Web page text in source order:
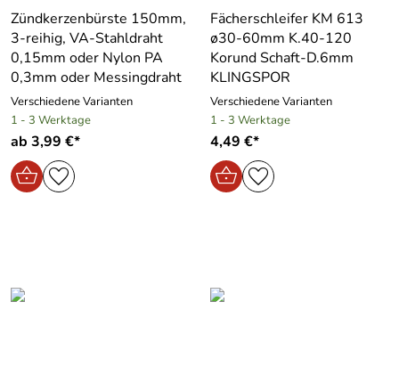
Zündkerzenbürste 150mm,
3-reihig, VA-Stahldraht
0,15mm oder Nylon PA
0,3mm oder Messingdraht
Verschiedene Varianten
1 - 3 Werktage
ab 3,99 €*
Fächerschleifer KM 613
ø30-60mm K.40-120
Korund Schaft-D.6mm
KLINGSPOR
Verschiedene Varianten
1 - 3 Werktage
4,49 €*